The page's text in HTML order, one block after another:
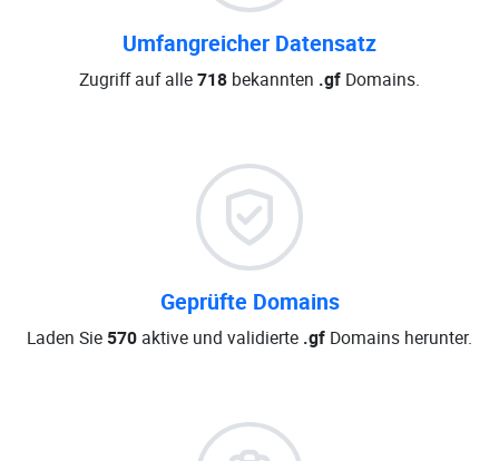
Umfangreicher Datensatz
Zugriff auf alle718 bekannten .gf Domains.
Geprüfte Domains
Laden Sie 570 aktive und validierte .gf Domains herunter.